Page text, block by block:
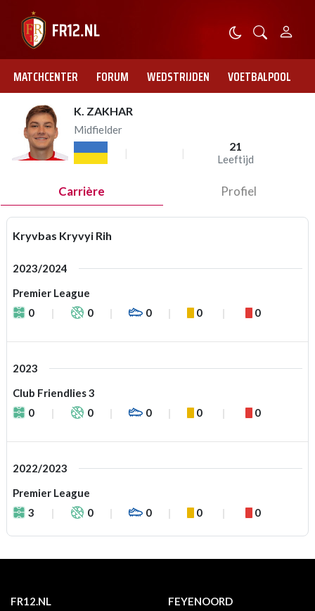
MATCHCENTER FORUM WEDSTRIJDEN VOETBALPOOL
K. ZAKHAR
Midfielder
21
Leeftijd
Carrière Profiel
Kryvbas Kryvyi Rih
2023/2024
Premier League
0
0 0 0 0
2023
Club Friendlies 3
0
0 0 0 0
2022/2023
Premier League
3
0 0 0 0
FR12.NL
FEYENOORD